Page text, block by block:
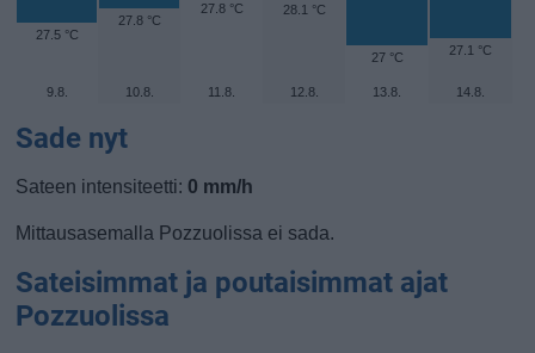
27.5 °C
27.8 °C
27.8 °C 28.1 °C
27 °C 27.1 °C
9.8. 10.8. 11.8. 12.8. 13.8. 14.8.
Sade nyt
Sateen intensiteetti: 0 mm/h
Mittausasemalla Pozzuolissa ei sada.
Sateisimmat ja poutaisimmat ajat
Pozzuolissa